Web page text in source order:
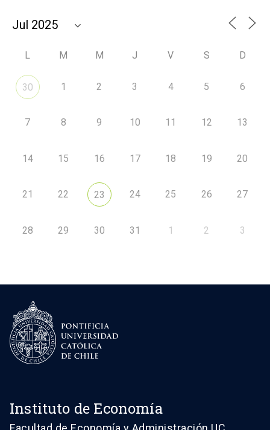
L M M J V S D
30 1 2 3 4 5 6
7 8 9 10 11 12 13
14 15 16 17 18 19 20
21 22 23 24 25 26 27
28 29 30 31 1 2 3
Instituto de Economía